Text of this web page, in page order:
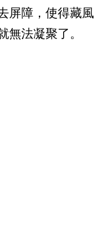
屏障，使得藏風
無法凝聚了。